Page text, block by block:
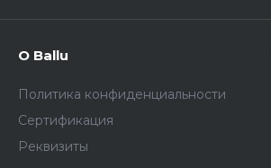
О Ballu
Политика конфиденциальности
Сертификация
Реквизиты